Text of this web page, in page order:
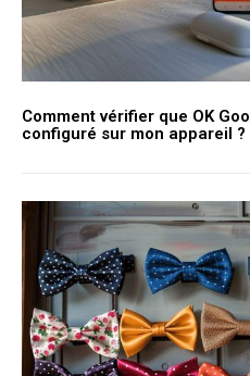
Comment vérifier que OK
configuré sur mon appareil ?